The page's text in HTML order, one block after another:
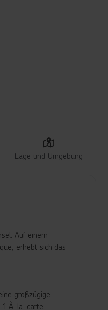
Lage und Umgebung
Auf einem
erhebt sich das
großzügige
1 À-la-carte-